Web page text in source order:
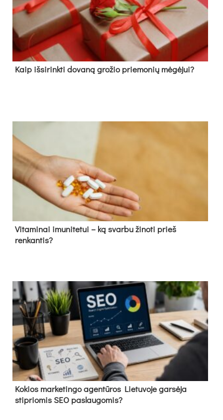
Kaip išsirinkti dovaną grožio priemonių mėgėjui?
Vitaminai imunitetui – ką svarbu žinoti prieš
renkantis?
Kokios marketingo agentūros Lietuvoje garsėja
stipriomis SEO paslaugomis?